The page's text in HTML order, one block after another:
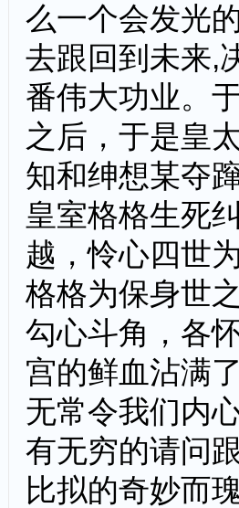
么一个会发光
去跟回到未来,
番伟大功业。
之后，于是皇
知和绅想某夺
皇室格格生死
越，怜心四世
格格为保身世
勾心斗角，各
宫的鲜血沾满
无常令我们内
有无穷的请问
比拟的奇妙而